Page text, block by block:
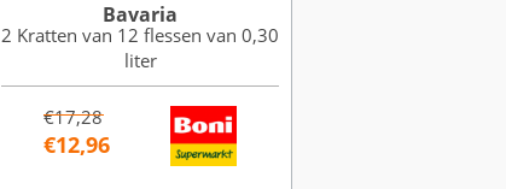
Bavaria
2 Kratten van 12 flessen van 0,30
liter
€17,28
€12,96